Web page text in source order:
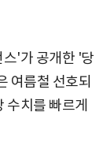
'가 공개한 '당
여름철 선호되
수치를 빠르게